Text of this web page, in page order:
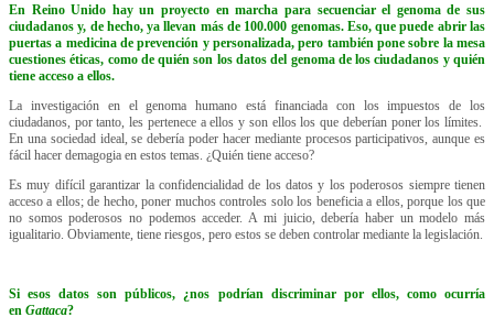
En Reino Unido hay un proyecto en marcha para secuenciar el genoma de sus
ciudadanos y, de hecho, ya llevan más de 100.000 genomas. Eso, que puede abrir las
puertas a medicina de prevención y personalizada, pero también pone sobre la mesa
cuestiones éticas, como de quién son los datos del genoma de los ciudadanos y quién
tiene acceso a ellos.
La investigación en el genoma humano está financiada con los impuestos de los
ciudadanos, por tanto, les pertenece a ellos y son ellos los que deberían poner los límites.
En una sociedad ideal, se debería poder hacer mediante procesos participativos, aunque es
fácil hacer demagogia en estos temas. ¿Quién tiene acceso?
Es muy difícil garantizar la confidencialidad de los datos y los poderosos siempre tienen
acceso a ellos; de hecho, poner muchos controles solo los beneficia a ellos, porque los que
no somos poderosos no podemos acceder. A mi juicio, debería haber un modelo más
igualitario. Obviamente, tiene riesgos, pero estos se deben controlar mediante la legislación.
Si esos datos son públicos, ¿nos podrían discriminar por ellos, como ocurría
en Gattaca?